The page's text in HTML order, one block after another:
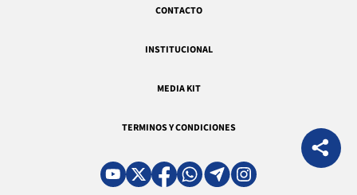
CONTACTO
INSTITUCIONAL
MEDIA KIT
TERMINOS Y CONDICIONES